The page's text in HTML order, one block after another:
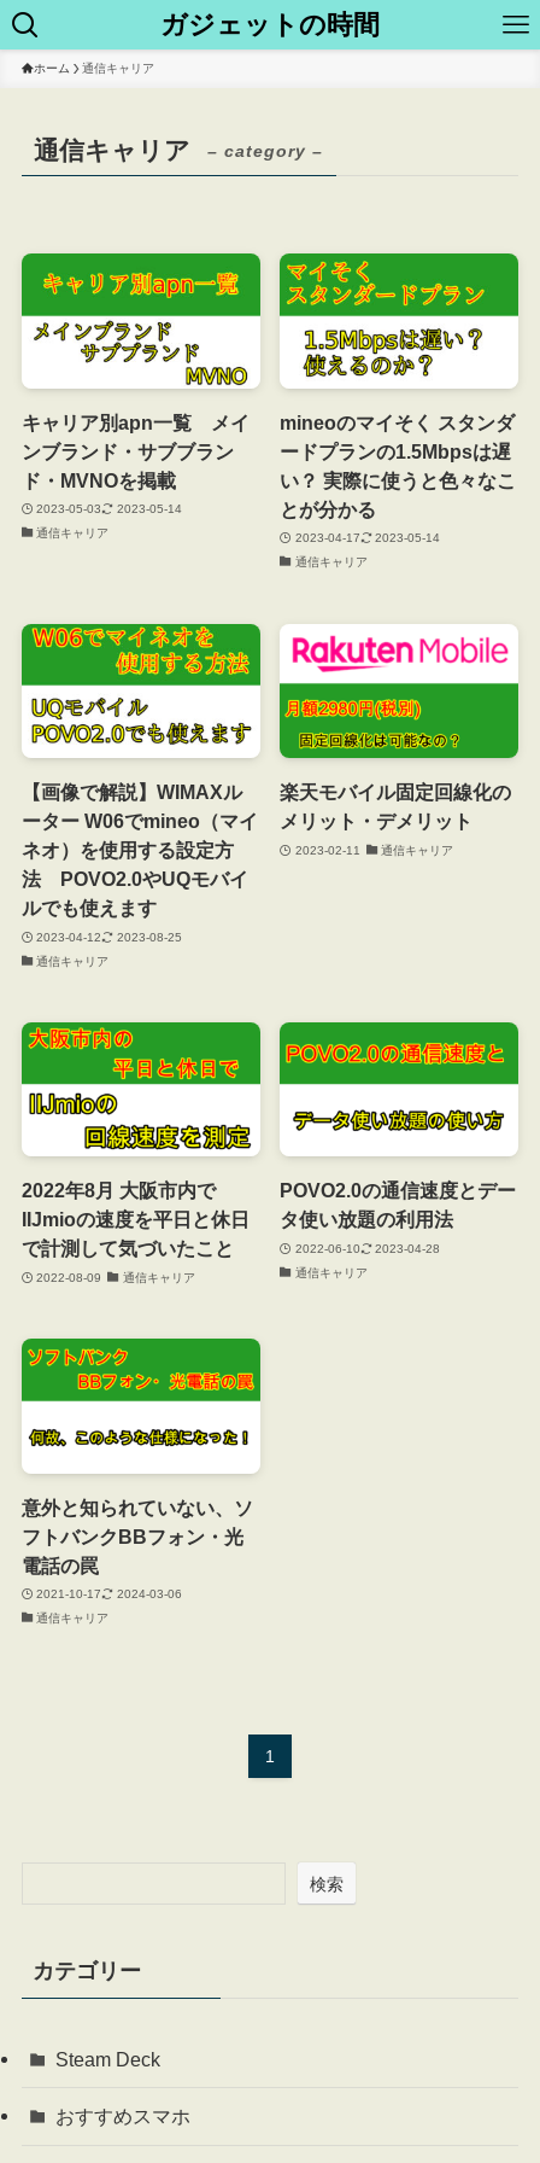
ガジェットの時間
ホーム 通信キャリア
通信キャリア – category –
キャリア別apn一覧 メイ
ンブランド・サブブラン
ド・MVNOを掲載
2023-05-03
2023-05-14
通信キャリア
mineoのマイそく スタンダ
ードプランの1.5Mbpsは遅
い？ 実際に使うと色々なこ
とが分かる
2023-04-17
2023-05-14
通信キャリア
【画像で解説】WIMAXル
ーター W06でmineo（マイ
ネオ）を使用する設定方
法 POVO2.0やUQモバイ
ルでも使えます
2023-04-12
2023-08-25
通信キャリア
楽天モバイル固定回線化の
メリット・デメリット
2023-02-11 通信キャリア
2022年8月 大阪市内で
IIJmioの速度を平日と休日
で計測して気づいたこと
2022-08-09 通信キャリア
POVO2.0の通信速度とデー
タ使い放題の利用法
2022-06-10
2023-04-28
通信キャリア
意外と知られていない、ソ
フトバンクBBフォン・光
電話の罠
2021-10-17
2024-03-06
通信キャリア
1
検索
カテゴリー
Steam Deck
おすすめスマホ